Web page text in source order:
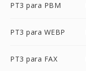
PT3 para PBM
PT3 para WEBP
PT3 para FAX